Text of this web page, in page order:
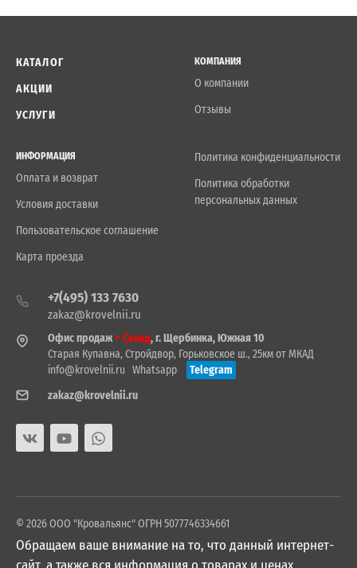
КАТАЛОГ
АКЦИИ
УСЛУГИ
КОМПАНИЯ
О компании
Отзывы
ИНФОРМАЦИЯ
Оплата и возврат
Условия доставки
Пользовательское соглашение
Карта проезда
Политика конфиденциальности
Политика обработки
персональных данных
+7(495) 133 7630
zakaz@krovelnii.ru
Офис продаж+ Склад, г. Щербинка, Южная 10
Старая Купавна, Стройдвор, Горьковское ш., 25км от МКАД
info@krovelnii.ru Whatsapp
Telegram
zakaz@krovelnii.ru
© 2026 ООО "Кровальянс" ОГРН 5077746334661
Обращаем ваше внимание на то, что данный интернет-